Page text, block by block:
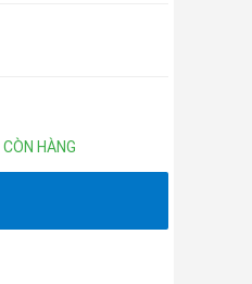
CÒN HÀNG